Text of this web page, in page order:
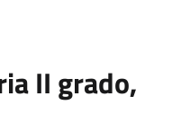
II grado,